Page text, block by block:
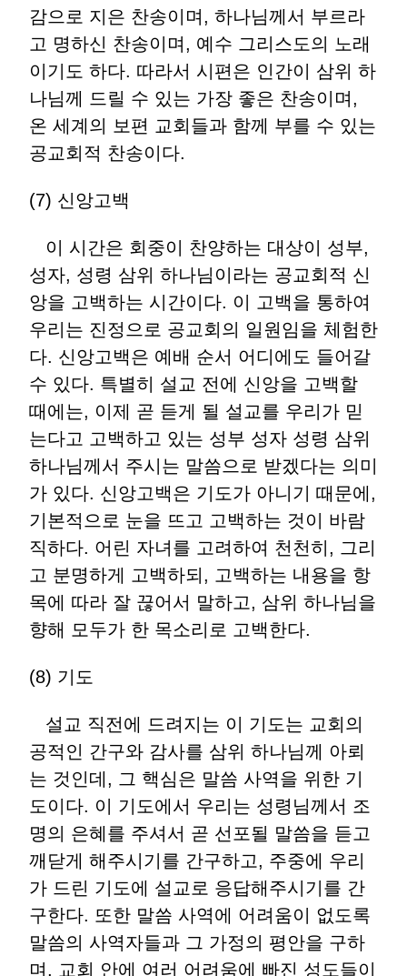
감으로 지은 찬송이며, 하나님께서 부르라
고 명하신 찬송이며, 예수 그리스도의 노래
이기도 하다. 따라서 시편은 인간이 삼위 하
나님께 드릴 수 있는 가장 좋은 찬송이며,
온 세계의 보편 교회들과 함께 부를 수 있는
공교회적 찬송이다.
(7) 신앙고백
이 시간은 회중이 찬양하는 대상이 성부,
성자, 성령 삼위 하나님이라는 공교회적 신
앙을 고백하는 시간이다. 이 고백을 통하여
우리는 진정으로 공교회의 일원임을 체험한
다. 신앙고백은 예배 순서 어디에도 들어갈
수 있다. 특별히 설교 전에 신앙을 고백할
때에는, 이제 곧 듣게 될 설교를 우리가 믿
는다고 고백하고 있는 성부 성자 성령 삼위
하나님께서 주시는 말씀으로 받겠다는 의미
가 있다. 신앙고백은 기도가 아니기 때문에,
기본적으로 눈을 뜨고 고백하는 것이 바람
직하다. 어린 자녀를 고려하여 천천히, 그리
고 분명하게 고백하되, 고백하는 내용을 항
목에 따라 잘 끊어서 말하고, 삼위 하나님을
향해 모두가 한 목소리로 고백한다.
(8) 기도
설교 직전에 드려지는 이 기도는 교회의
공적인 간구와 감사를 삼위 하나님께 아뢰
는 것인데, 그 핵심은 말씀 사역을 위한 기
도이다. 이 기도에서 우리는 성령님께서 조
명의 은혜를 주셔서 곧 선포될 말씀을 듣고
깨닫게 해주시기를 간구하고, 주중에 우리
가 드린 기도에 설교로 응답해주시기를 간
구한다. 또한 말씀 사역에 어려움이 없도록
말씀의 사역자들과 그 가정의 평안을 구하
며, 교회 안에 여러 어려움에 빠진 성도들이